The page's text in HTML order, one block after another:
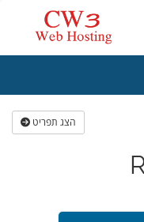
הצג תפריט